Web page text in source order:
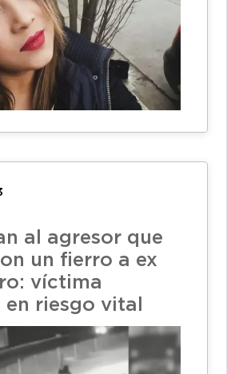
al agresor que
un fierro a ex
víctima
riesgo vital